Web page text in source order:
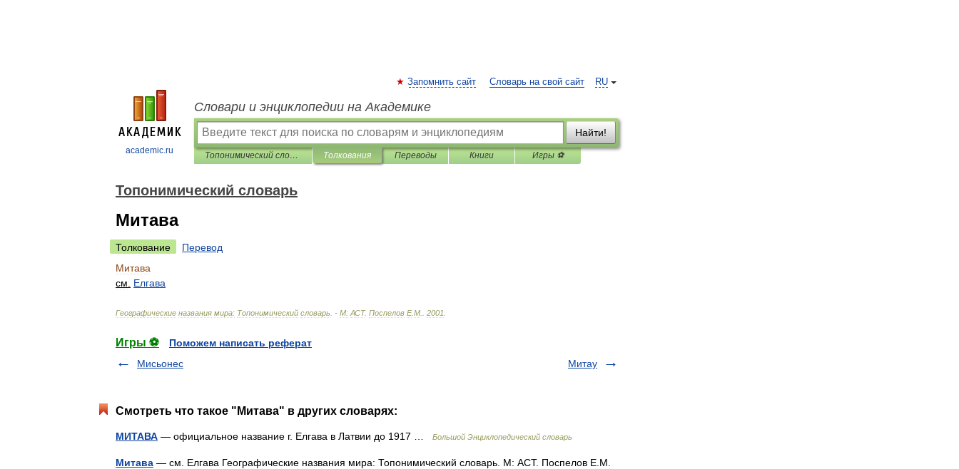
academic.ru
RU
Запомнить сайт Словарь на свой сайт
Словари и энциклопедии на Академике
Найти!
Топонимический словарь Толкования Переводы Книги Игры ⚽
Топонимический словарь
Митава
Толкование
Перевод
Митава
см
Елгава
Географические названия мира: Топонимический словарь . - М: АСТ. Поспелов Е.М 2001
Игры ⚽
Поможем написать реферат
Мисьонес
Митау
Смотреть что такое "Митава" в других словарях:
МИТАВА — официальное название г. Елгава в Латвии до 1917 … Большой Энциклопедический словарь
Митава — см. Елгава Географические названия мира: Топонимический словарь. М: АСТ. Поспелов Е.М.